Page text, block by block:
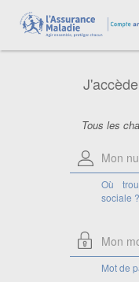
Tous les
Où
sociale ?
sociale
Saisissez
saisissez
rattaché.
Mot de